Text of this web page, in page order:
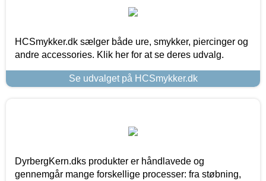
HCSmykker.dk sælger både ure, smykker, piercinger og
andre accessories. Klik her for at se deres udvalg.
Se udvalget på HCSmykker.dk
DyrbergKern.dks produkter er håndlavede og
gennemgår mange forskellige processer: fra støbning,